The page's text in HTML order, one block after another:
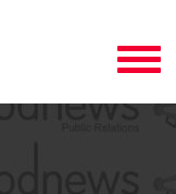
Toggle
navigation